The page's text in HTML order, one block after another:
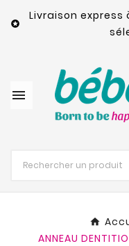

Livraison

ANNEAU